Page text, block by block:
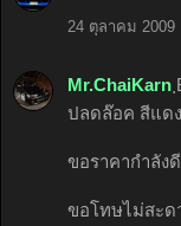
24 ตุลาคม 2009
Mr.ChaiKarn
ปลดล๊อค สีแด
ขอราคากำลัง
ขอโทษไม่สะด